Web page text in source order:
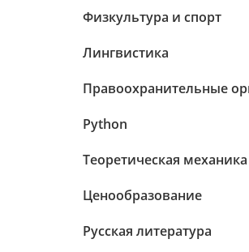
Физкультура и спорт
Лингвистика
Правоохранительные
Python
Теоретическая механика
Ценообразование
Русская литература